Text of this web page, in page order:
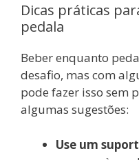
Dicas práticas
pedala
Beber enquanto
desafio, mas com
pode fazer isso sem
algumas sugestões:
Use um